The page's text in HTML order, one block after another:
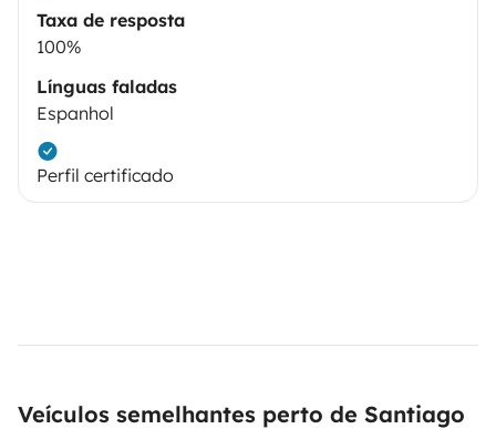
Taxa de resposta
100%
Línguas faladas
Espanhol
Perfil certificado
Veículos semelhantes perto de Santiago